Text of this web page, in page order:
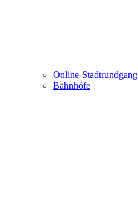
Online-Stadtrundgang
Bahnhöfe